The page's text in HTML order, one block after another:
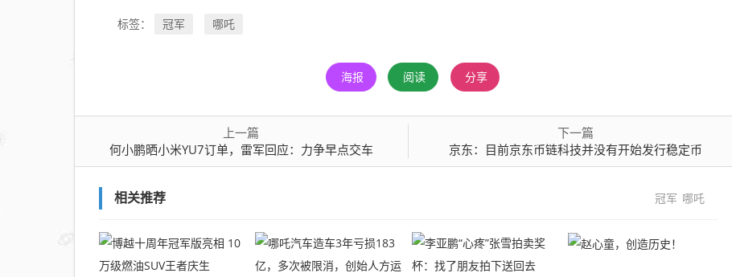
标签： 冠军 哪吒
海报 阅读 分享
上一篇
何小鹏晒小米YU7订单，雷军回应：力争早点交车
下一篇
京东：目前京东币链科技并没有开始发行稳定币
相关推荐 冠军 哪吒